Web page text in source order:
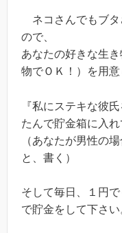
ネコさんでもブタ
ので、
あなたの好きな生
物でＯＫ！）を用意
『私にステキな彼
たんで貯金箱に入れ
（あなたが男性の
と、書く）
そして毎日、１円
で貯金をして下さい